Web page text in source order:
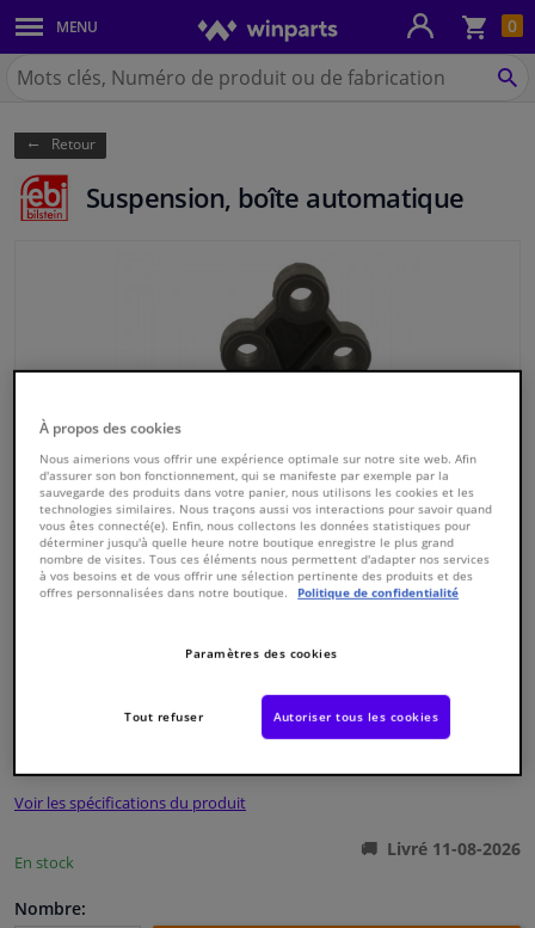
0
MENU
Carrosserie & tôles
Feux & ampoules
Freinage
Système d'échappement
Refroidissement & chauffage
Filtres & liquides
Bagages & transport
Fenêtres & accessoires
Intérieur & ameublement
Nettoyage & protection
Atelier & outils
Promotions et réductions
Chercher
Winparts.be
Retour
Suspension, boîte automatique
Numéro de produit d'origine:0368990
Voir les spécifications du produit
En stock
Livré 11-08-2026
Nombre:
À propos des cookies
Nous aimerions vous offrir une expérience optimale sur notre site web. Afin
d'assurer son bon fonctionnement, qui se manifeste par exemple par la
sauvegarde des produits dans votre panier, nous utilisons les cookies et les
technologies similaires. Nous traçons aussi vos interactions pour savoir quand
vous êtes connecté(e). Enfin, nous collectons les données statistiques pour
déterminer jusqu'à quelle heure notre boutique enregistre le plus grand
nombre de visites. Tous ces éléments nous permettent d'adapter nos services
à vos besoins et de vous offrir une sélection pertinente des produits et des
offres personnalisées dans notre boutique.
Politique de confidentialité
Paramètres des cookies
Tout refuser Autoriser tous les cookies